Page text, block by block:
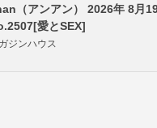
（アンアン） 2026年 8月
愛とSEX]
ジンハウス